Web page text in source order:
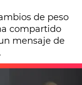
de peso
compartido
mensaje de